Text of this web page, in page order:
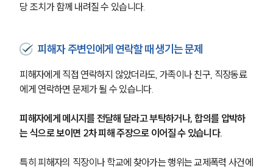
그룹소개
그룹소개
대륜의 강점
글로벌 파트너 로펌
당 조치가 함께 내려질 수 있습니다.
피해자 주변인에게 연락할 때 생기는 문제
피해자에게 직접 연락하지 않았더라도, 가족이나 친구, 직장동료
에게 연락하면 문제가 될 수 있습니다.
피해자에게 메시지를 전달해 달라고 부탁하거나, 합의를 압박하
는 식으로 보이면 2차 피해 주장으로 이어질 수 있습니다.
특히 피해자의 직장이나 학교에 찾아가는 행위는 교제폭력 사건에